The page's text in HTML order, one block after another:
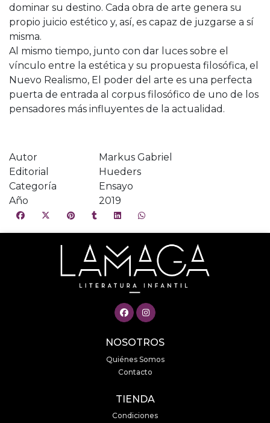
dominar su destino. Cada obra de arte genera su
propio juicio estético y, así, es capaz de juzgarse a sí
misma.
Al mismo tiempo, junto con dar luces sobre el
vínculo entre la estética y su propuesta filosófica, el
Nuevo Realismo, El poder del arte es una perfecta
puerta de entrada al corpus filosófico de uno de los
pensadores más influyentes de la actualidad.
Autor
Markus Gabriel
Editorial
Hueders
Categoría
Ensayo
Año
2019
NOSOTROS
Quiénes Somos
Contacto
TIENDA
Condiciones